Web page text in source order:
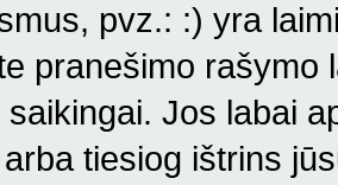
pvz.: :) yra
pranešimo rašymo
Jos labai
tiesiog ištrins